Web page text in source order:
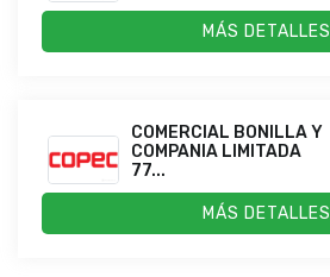
MÁS DETALLES
COMERCIAL BONILLA Y
COMPANIA LIMITADA
77...
MÁS DETALLES